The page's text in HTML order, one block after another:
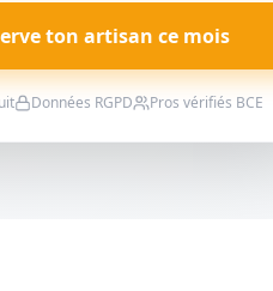
ton artisan ce mois
Données RGPD Pros vérifiés BCE